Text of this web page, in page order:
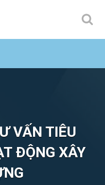
VẤN TIÊU
ĐỘNG XÂY